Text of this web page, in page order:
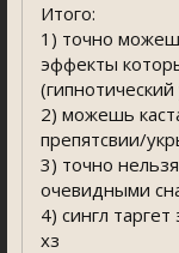
Итого:
1) точно
эффекты
2) можешь
препятсвии/
3) точно
очевидными
4) сингл
хз